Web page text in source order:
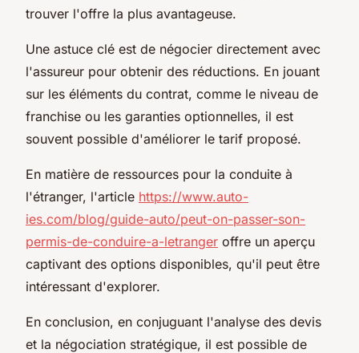
trouver l'offre la plus avantageuse.
Une astuce clé est de négocier directement avec
l'assureur pour obtenir des réductions. En jouant
sur les éléments du contrat, comme le niveau de
franchise ou les garanties optionnelles, il est
souvent possible d'améliorer le tarif proposé.
En matière de ressources pour la conduite à
l'étranger, l'article https://www.auto-
ies.com/blog/guide-auto/peut-on-passer-son-
permis-de-conduire-a-letranger offre un aperçu
captivant des options disponibles, qu'il peut être
intéressant d'explorer.
En conclusion, en conjuguant l'analyse des devis
et la négociation stratégique, il est possible de